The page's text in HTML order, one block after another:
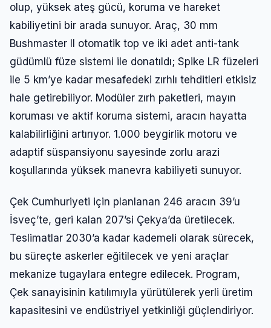
olup, yüksek ateş gücü, koruma ve hareket
kabiliyetini bir arada sunuyor. Araç, 30 mm
Bushmaster II otomatik top ve iki adet anti-tank
güdümlü füze sistemi ile donatıldı; Spike LR füzeleri
ile 5 km’ye kadar mesafedeki zırhlı tehditleri etkisiz
hale getirebiliyor. Modüler zırh paketleri, mayın
koruması ve aktif koruma sistemi, aracın hayatta
kalabilirliğini artırıyor. 1.000 beygirlik motoru ve
adaptif süspansiyonu sayesinde zorlu arazi
koşullarında yüksek manevra kabiliyeti sunuyor.
Çek Cumhuriyeti için planlanan 246 aracın 39’u
İsveç’te, geri kalan 207’si Çekya’da üretilecek.
Teslimatlar 2030’a kadar kademeli olarak sürecek,
bu süreçte askerler eğitilecek ve yeni araçlar
mekanize tugaylara entegre edilecek. Program,
Çek sanayisinin katılımıyla yürütülerek yerli üretim
kapasitesini ve endüstriyel yetkinliği güçlendiriyor.